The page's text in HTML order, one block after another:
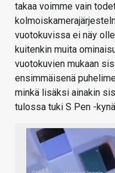
takaa voimme vain
vuotokuvissa ei näy
kuitenkin muita
vuotokuvien mukaan
ensimmäisenä
minkä lisäksi ainakin
tulossa tuki S Pen -